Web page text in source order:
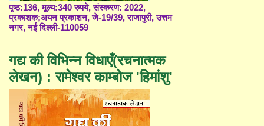
पृष्ठ:136, मूल्य:340 रुपये, संस्करण: 2022,
प्रकाशक;अयन प्रकाशन, जे-19/39, राजापुरी, उत्तम
नगर, नई दिल्ली-110059
गद्य की विभिन्न विधाएँ(रचनात्मक
लेखन) : रामेश्वर काम्बोज 'हिमांशु'